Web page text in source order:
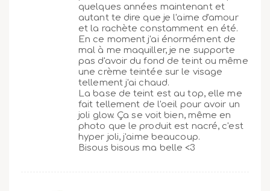
quelques années maintenant et
autant te dire que je l'aime d'amour
et la rachète constamment en été.
En ce moment j'ai énormément de
mal à me maquiller, je ne supporte
pas d'avoir du fond de teint ou même
une crème teintée sur le visage
tellement j'ai chaud.
La base de teint est au top, elle me
fait tellement de l'oeil pour avoir un
joli glow. Ça se voit bien, même en
photo que le produit est nacré, c'est
hyper joli, j'aime beaucoup.
Bisous bisous ma belle <3